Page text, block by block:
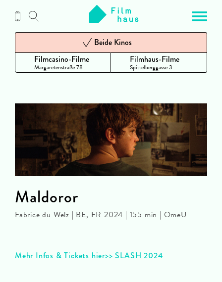
Inhalt
Filmcasino-Filme
Margaretenstraße 78
Beide Kinos
Filmhaus-Filme
Spittelberggasse 3
Mehr Infos & Tickets hier>> SLASH 2024
Maldoror
Fabrice du Welz | BE, FR 2024 | 155 min | OmeU